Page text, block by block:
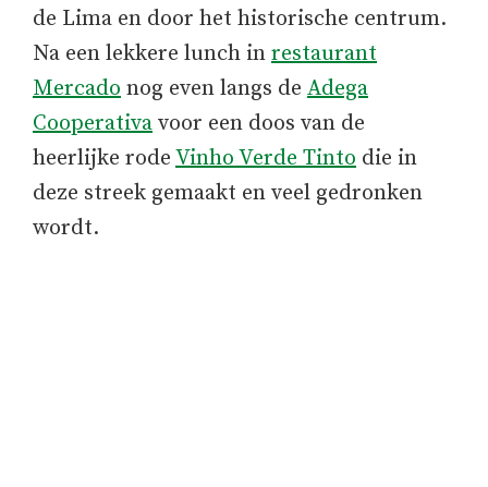
de Lima en door het historische centrum.
Na een lekkere lunch in restaurant
Mercado nog even langs de Adega
Cooperativa voor een doos van de
heerlijke rode Vinho Verde Tinto die in
deze streek gemaakt en veel gedronken
wordt.